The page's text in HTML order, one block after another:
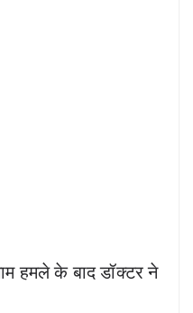
हमले के बाद डॉक्टर ने